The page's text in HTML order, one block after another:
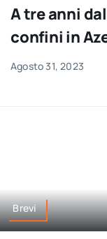
A tre anni
confini in
Agosto 31, 2023
Brevi